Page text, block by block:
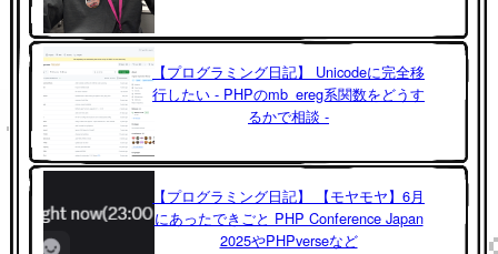
【プログラミング日記】 Unicodeに完全移
行したい - PHPのmb_ereg系関数をどうす
るかで相談 -
【プログラミング日記】 【モヤモヤ】6月
にあったできごと PHP Conference Japan
2025やPHPverseなど